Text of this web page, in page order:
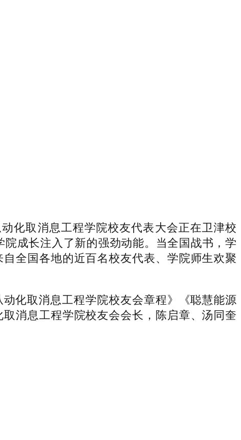
取消息工程学院校友代表大会正在卫津校
院成长注入了新的强劲动能。当全国战书，学
全国各地的近百名校友代表、学院师生欢聚
化取消息工程学院校友会章程》《聪慧能源
消息工程学院校友会会长，陈启章、汤同奎